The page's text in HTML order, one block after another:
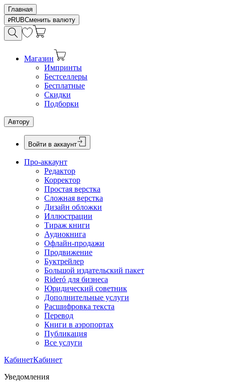
Главная
RUBСменить валюту
Магазин
Импринты
Бестселлеры
Бесплатные
Скидки
Подборки
Автору
Войти в аккаунт
Про-аккаунт
Редактор
Корректор
Простая верстка
Сложная верстка
Дизайн обложки
Иллюстрации
Тираж книги
Аудиокнига
Офлайн-продажи
Продвижение
Буктрейлер
Большой издательский пакет
Rideró для бизнеса
Юридический советник
Дополнительные услуги
Расшифровка текста
Перевод
Книги в аэропортах
Публикация
Все услуги
КабинетКабинет
Уведомления